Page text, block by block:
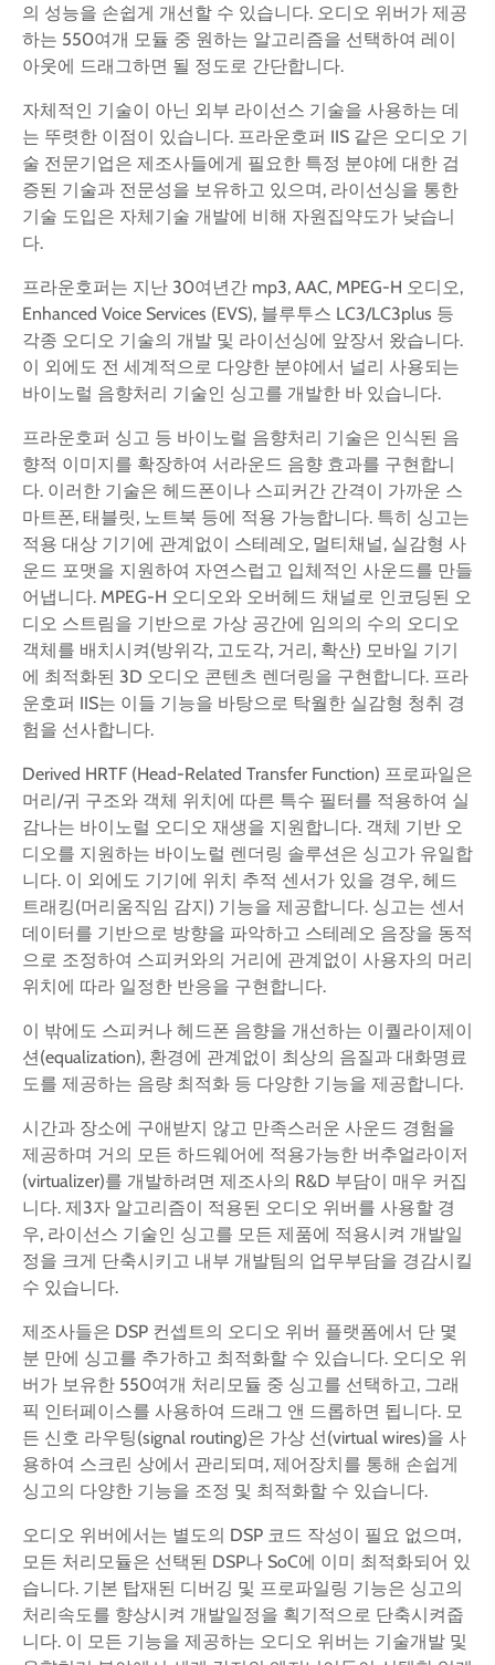
의 성능을 손쉽게 개선할 수 있습니다. 오디오 위버가 제공
하는 550여개 모듈 중 원하는 알고리즘을 선택하여 레이
아웃에 드래그하면 될 정도로 간단합니다.
자체적인 기술이 아닌 외부 라이선스 기술을 사용하는 데
는 뚜렷한 이점이 있습니다. 프라운호퍼 IIS 같은 오디오 기
술 전문기업은 제조사들에게 필요한 특정 분야에 대한 검
증된 기술과 전문성을 보유하고 있으며, 라이선싱을 통한
기술 도입은 자체기술 개발에 비해 자원집약도가 낮습니
다.
프라운호퍼는 지난 30여년간 mp3, AAC, MPEG-H 오디오,
Enhanced Voice Services (EVS), 블루투스 LC3/LC3plus 등
각종 오디오 기술의 개발 및 라이선싱에 앞장서 왔습니다.
이 외에도 전 세계적으로 다양한 분야에서 널리 사용되는
바이노럴 음향처리 기술인 싱고를 개발한 바 있습니다.
프라운호퍼 싱고 등 바이노럴 음향처리 기술은 인식된 음
향적 이미지를 확장하여 서라운드 음향 효과를 구현합니
다. 이러한 기술은 헤드폰이나 스피커간 간격이 가까운 스
마트폰, 태블릿, 노트북 등에 적용 가능합니다. 특히 싱고는
적용 대상 기기에 관계없이 스테레오, 멀티채널, 실감형 사
운드 포맷을 지원하여 자연스럽고 입체적인 사운드를 만들
어냅니다. MPEG-H 오디오와 오버헤드 채널로 인코딩된 오
디오 스트림을 기반으로 가상 공간에 임의의 수의 오디오
객체를 배치시켜(방위각, 고도각, 거리, 확산) 모바일 기기
에 최적화된 3D 오디오 콘텐츠 렌더링을 구현합니다. 프라
운호퍼 IIS는 이들 기능을 바탕으로 탁월한 실감형 청취 경
험을 선사합니다.
Derived HRTF (Head-Related Transfer Function) 프로파일은
머리/귀 구조와 객체 위치에 따른 특수 필터를 적용하여 실
감나는 바이노럴 오디오 재생을 지원합니다. 객체 기반 오
디오를 지원하는 바이노럴 렌더링 솔루션은 싱고가 유일합
니다. 이 외에도 기기에 위치 추적 센서가 있을 경우, 헤드
트래킹(머리움직임 감지) 기능을 제공합니다. 싱고는 센서
데이터를 기반으로 방향을 파악하고 스테레오 음장을 동적
으로 조정하여 스피커와의 거리에 관계없이 사용자의 머리
위치에 따라 일정한 반응을 구현합니다.
이 밖에도 스피커나 헤드폰 음향을 개선하는 이퀄라이제이
션(equalization), 환경에 관계없이 최상의 음질과 대화명료
도를 제공하는 음량 최적화 등 다양한 기능을 제공합니다.
시간과 장소에 구애받지 않고 만족스러운 사운드 경험을
제공하며 거의 모든 하드웨어에 적용가능한 버추얼라이저
(virtualizer)를 개발하려면 제조사의 R&D 부담이 매우 커집
니다. 제3자 알고리즘이 적용된 오디오 위버를 사용할 경
우, 라이선스 기술인 싱고를 모든 제품에 적용시켜 개발일
정을 크게 단축시키고 내부 개발팀의 업무부담을 경감시킬
수 있습니다.
제조사들은 DSP 컨셉트의 오디오 위버 플랫폼에서 단 몇
분 만에 싱고를 추가하고 최적화할 수 있습니다. 오디오 위
버가 보유한 550여개 처리모듈 중 싱고를 선택하고, 그래
픽 인터페이스를 사용하여 드래그 앤 드롭하면 됩니다. 모
든 신호 라우팅(signal routing)은 가상 선(virtual wires)을 사
용하여 스크린 상에서 관리되며, 제어장치를 통해 손쉽게
싱고의 다양한 기능을 조정 및 최적화할 수 있습니다.
오디오 위버에서는 별도의 DSP 코드 작성이 필요 없으며,
모든 처리모듈은 선택된 DSP나 SoC에 이미 최적화되어 있
습니다. 기본 탑재된 디버깅 및 프로파일링 기능은 싱고의
처리속도를 향상시켜 개발일정을 획기적으로 단축시켜줍
니다. 이 모든 기능을 제공하는 오디오 위버는 기술개발 및